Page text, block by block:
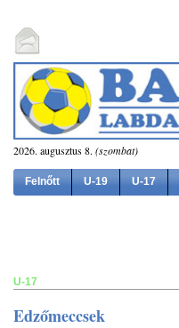
2026. augusztus 8. (szombat)
Felnőtt U-19 U-17
U-17
Edzőmeccsek